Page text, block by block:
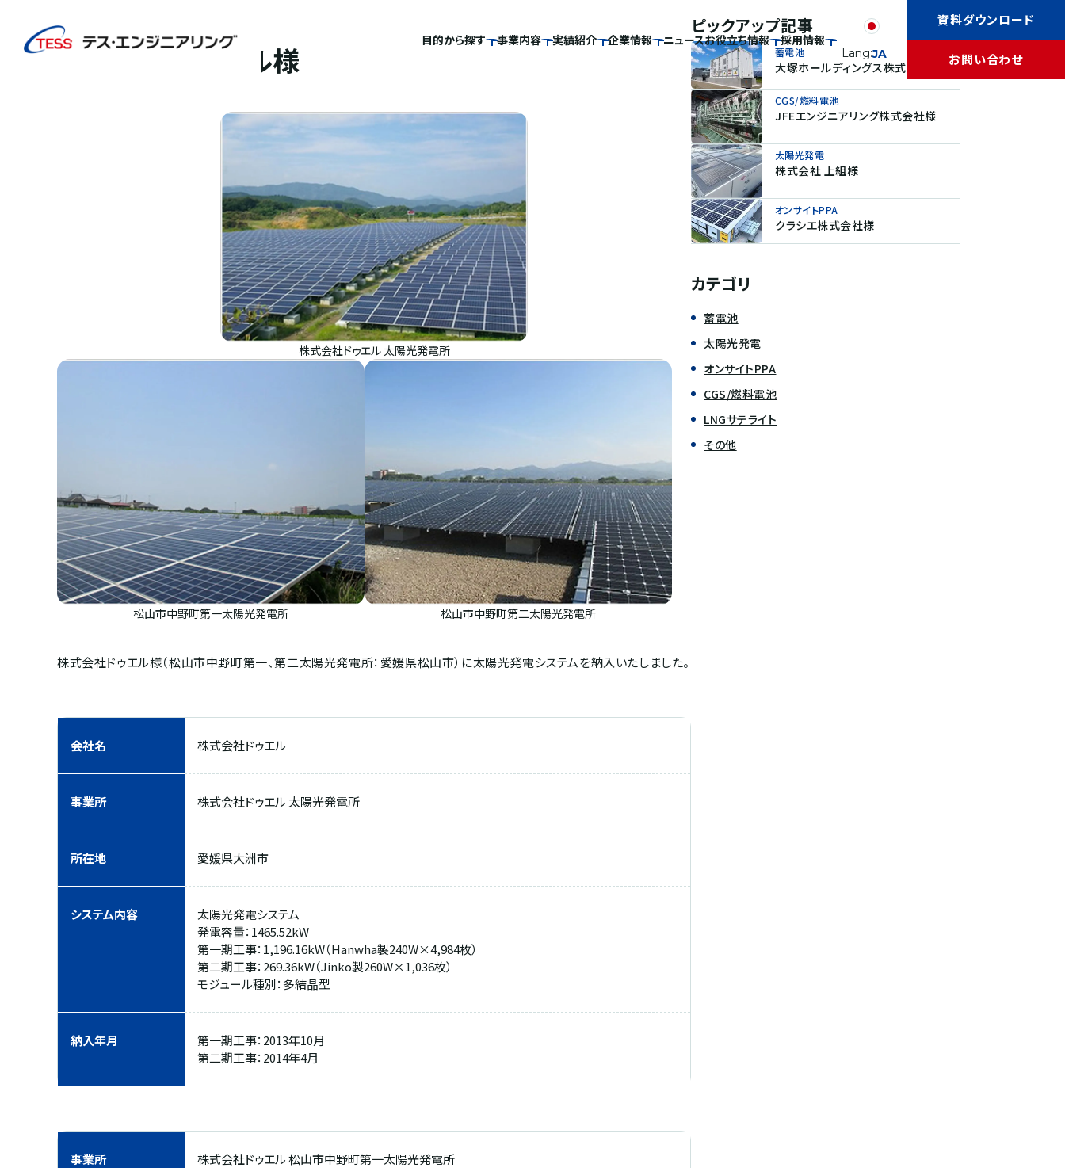
目的から探す 事業内容 実績紹介 企業情報 ニュースお役立ち情報 採用情報
資料ダウンロード
お問い合わせ
Lang:JA
太陽光発電
株式会社ドゥエル様
株式会社ドゥエル 太陽光発電所
松山市中野町第一太陽光発電所 松山市中野町第二太陽光発電所
株式会社ドゥエル様（松山市中野町第一、第二太陽光発電所：愛媛県松山市）に太陽光発電システムを納入いたしました。
会社名 株式会社ドゥエル
事業所 株式会社ドゥエル 太陽光発電所
所在地 愛媛県大洲市
システム内容
太陽光発電システム
発電容量：1465.52kW
第一期工事：1,196.16kW（Hanwha製240W×4,984枚）
第二期工事：269.36kW（Jinko製260W×1,036枚）
モジュール種別：多結晶型
納入年月
第一期工事：2013年10月
第二期工事：2014年4月
事業所 株式会社ドゥエル 松山市中野町第一太陽光発電所
ピックアップ記事
蓄電池
大塚ホールディングス株式会社様
CGS/燃料電池
JFEエンジニアリング株式会社様
太陽光発電
株式会社 上組様
オンサイトPPA
クラシエ株式会社様
カテゴリ
蓄電池
太陽光発電
オンサイトPPA
CGS/燃料電池
LNGサテライト
その他